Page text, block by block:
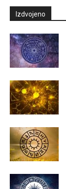
Izdvojeno